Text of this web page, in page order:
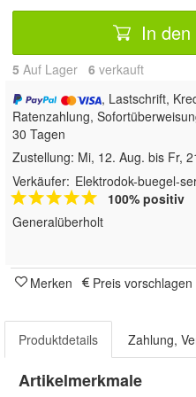
In
5 Auf Lager 6 verkauft
, Lastschrift,
Ratenzahlung,
30 Tagen
Zustellung: Mi, 12. Aug. bis Fr,
Verkäufer: Elektrodok-buegel-
100% positiv
Generalüberholt
Merken Preis vorschlagen
Produktdetails Zahlung,
Artikelmerkmale